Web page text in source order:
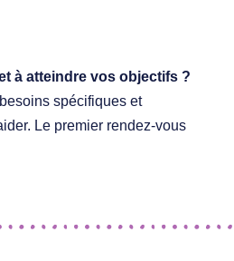
à atteindre vos objectifs ?
spécifiques et
Le premier rendez-vous